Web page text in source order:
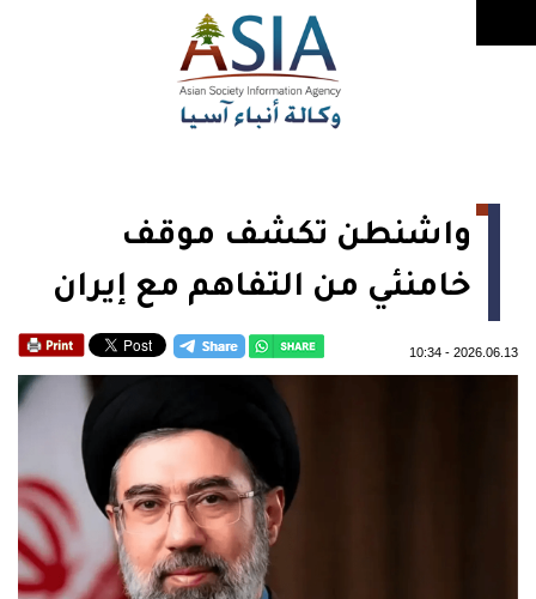
واشنطن تكشف موقف
خامنئي من التفاهم مع إيران
2026.06.13
-
10:34